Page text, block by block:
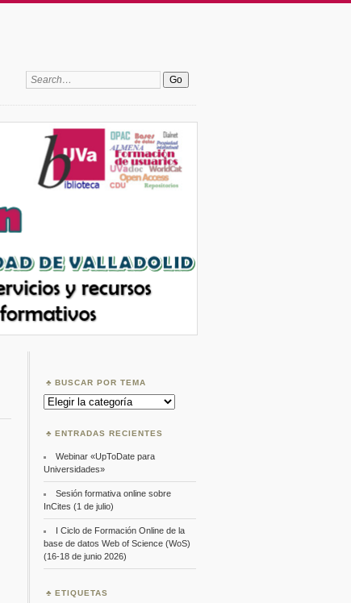
Search:
BUSCAR POR TEMA
Buscar
por
ENTRADAS RECIENTES
Webinar «UpToDate para
Universidades»
Sesión formativa online sobre
InCites (1 de julio)
I Ciclo de Formación Online de la
base de datos Web of Science (WoS)
(16-18 de junio 2026)
ETIQUETAS